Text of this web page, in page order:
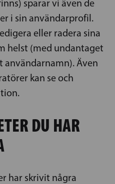
sparar vi även de
i sin användarprofil.
eller radera sina
helst (med undantaget
användarnamn). Även
kan se och
DU HAR
har skrivit några